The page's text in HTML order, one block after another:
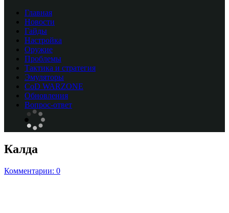
Главная
Новости
Гайды
Настройка
Оружие
Проблемы
Тактика и стратегия
Эмуляторы
CоD WARZONE
Обновления
Вопрос-ответ
Калда
Комментарии: 0